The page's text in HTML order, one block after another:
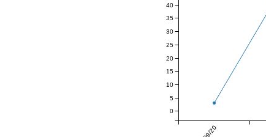
09/20
0
5
10
15
20
25
30
35
40